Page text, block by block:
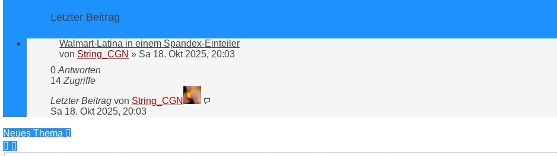
Letzter Beitrag
Walmart-Latina in einem Spandex-Einteiler
von String_CGN » Sa 18. Okt 2025, 20:03
0 Antworten
14 Zugriffe
Letzter Beitrag von String_CGN
Sa 18. Okt 2025, 20:03
Neues Thema